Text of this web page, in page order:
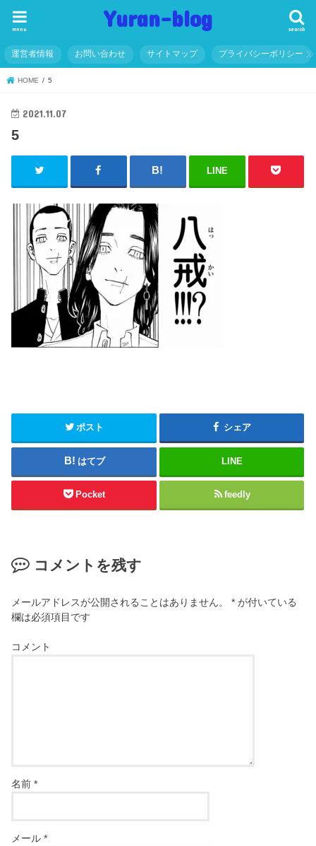
Yuran-blog search
menu
運営者情報 お問い合わせ サイトマップ プライバシーポリシー
HOME 5
2021.11.07
5
LINE
ポスト シェア
はてブ LINE
Pocket feedly
コメントを残す
メールアドレスが公開されることはありません。 * が付いている
欄は必須項目です
コメント
名前*
メール*